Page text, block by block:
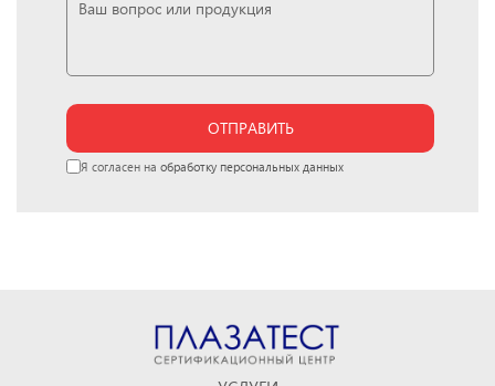
ОТПРАВИТЬ
Я согласен на обработку персональных данных